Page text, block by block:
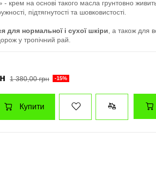
- крем на основі такого масла грунтовно
підтягнутості та шовковистості.
для нормальної і сухої шкіри, а також для
у тропічний рай.
1 380,00 грн -15%
Купити